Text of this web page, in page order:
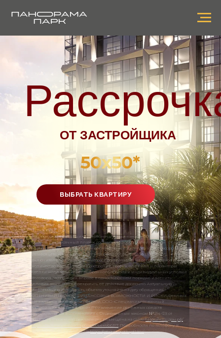
ВЫБРАТЬ КВАРТИРУ
ОТ ЗАСТРОЙЩИКА
50х50*
Рассрочка от застройщика. Первоначальный взнос — 50% от стоимости
объекта. Ежемесячный платеж составляет 50 000 рублей. Остаток
оплачивается единовременным платежом в 2028 году (срок рассрочки —
28 месяцев). Акция действует в период с 01.04.2026 по 31.07.2026
включительно. Предложение распространяется на ограниченное
количество лотов. Условия рассрочки, график платежей и параметры
сделки могут зависеть от выбранного объекта и индивидуальных условий
договора. Застройщик вправе в одностороннем порядке изменить
условия акции или прекратить её действие досрочно. Актуальную
информацию и стоимость объекта уточняйте на дату обращения.
ОЦЕНИВАЙТЕ СВОИ ФИНАНСОВЫЕ ВОЗМОЖНОСТИ И РИСКИ. Реклама.
Не является публичной офертой. ООО «Специализированный
застройщик «Инвест-Строй». Привлечение денежных средств
осуществляется в соответствии с Федеральным законом №214-ФЗ от
30.12.2004. Проектная декларация размещена на сайте:https://наш.дом.рф/
сервисы/каталог-новостроек/объект/66317 . Подробности по телефону: 8
(800) 777 00 23 или на сайтеhttps://panoramapark-yalta.ru/